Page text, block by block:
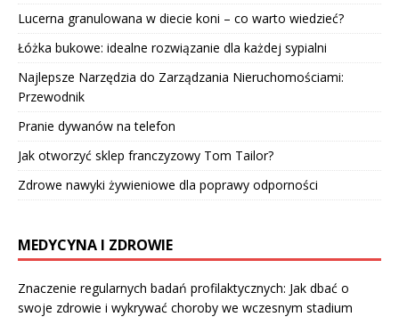
Lucerna granulowana w diecie koni – co warto wiedzieć?
Łóżka bukowe: idealne rozwiązanie dla każdej sypialni
Najlepsze Narzędzia do Zarządzania Nieruchomościami:
Przewodnik
Pranie dywanów na telefon
Jak otworzyć sklep franczyzowy Tom Tailor?
Zdrowe nawyki żywieniowe dla poprawy odporności
MEDYCYNA I ZDROWIE
Znaczenie regularnych badań profilaktycznych: Jak dbać o
swoje zdrowie i wykrywać choroby we wczesnym stadium